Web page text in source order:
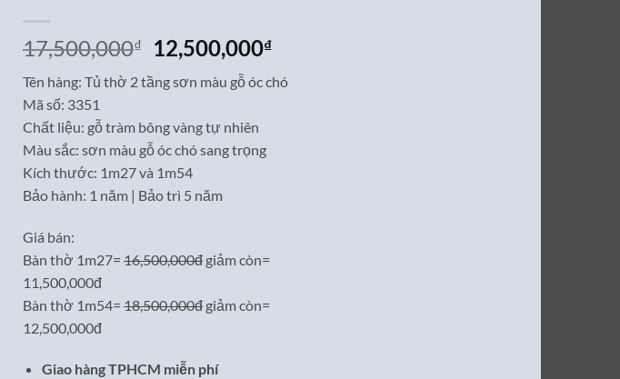
17,500,000₫
Giá
gốc
là:
12,500,000₫Giá
tại
Tên hàng: Tủ thờ 2 tầng sơn màu gỗ óc chó
Mã số: 3351
Chất liệu: gỗ tràm bông vàng tự nhiên
Màu sắc: sơn màu gỗ óc chó sang trọng
Kích thước: 1m27 và 1m54
Bảo hành: 1 năm | Bảo trì 5 năm
Giá bán:
Bàn thờ 1m27= 16,500,000đ giảm còn=
11,500,000đ
Bàn thờ 1m54= 18,500,000đ giảm còn=
12,500,000đ
Giao hàng TPHCM miễn phí